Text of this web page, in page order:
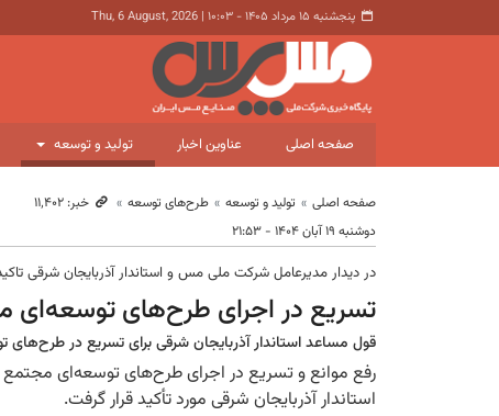
پنجشنبه ۱۵ مرداد ۱۴۰۵ - ۱۰:۰۳ |
Thu, 6 August, 2026
صفحه اصلی عناوین اخبار تولید و توسعه
صفحه اصلی تولید و توسعه طرح‌های توسعه خبر: ۱۱٬۴۰۲
دوشنبه ۱۹ آبان ۱۴۰۴ - ۲۱:۵۳
در دیدار مدیرعامل شرکت ملی مس و استاندار آذربایجان شرقی
تسریع در اجرای طرح‌های
قول مساعد استاندار آذربایجان شرقی برای تسریع در
رفع موانع و تسریع در اجرای طرح‌های توسعه‌ای
استاندار آذربایجان شرقی مورد تأکید قرار گرفت.